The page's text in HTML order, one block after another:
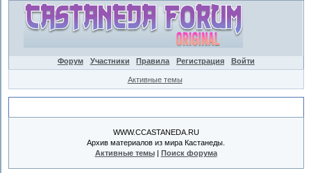
Форум Участники Правила Регистрация Войти
Активные темы
WWW.CCASTANEDA.RU
Архив материалов из мира Кастанеды.
Активные темы| Поиск форума